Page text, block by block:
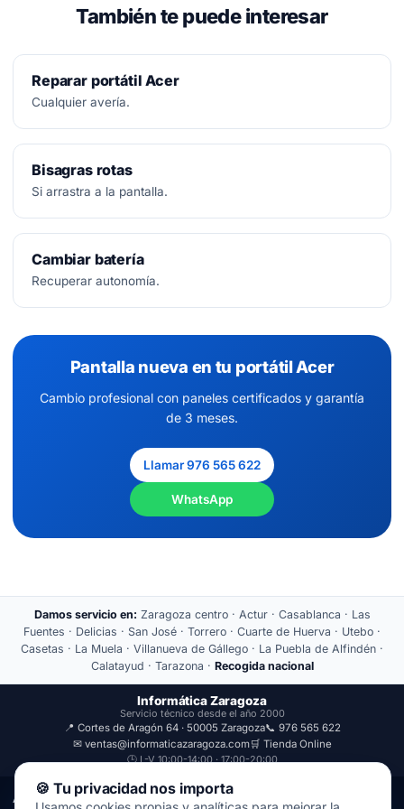
También te puede interesar
Reparar portátil Acer
Cualquier avería.
Bisagras rotas
Si arrastra a la pantalla.
Cambiar batería
Recuperar autonomía.
Pantalla nueva en tu portátil Acer
Cambio profesional con paneles certificados y garantía
de 3 meses.
Llamar 976 565 622
WhatsApp
Damos servicio en: Zaragoza centro · Actur · Casablanca · Las
Fuentes · Delicias · San José · Torrero · Cuarte de Huerva · Utebo ·
Casetas · La Muela · Villanueva de Gállego · La Puebla de Alfindén ·
Calatayud · Tarazona · Recogida nacional
Informática Zaragoza
Servicio técnico desde el año 2000
📍 Cortes de Aragón 64 · 50005 Zaragoza📞 976 565 622
✉ ventas@informaticazaragoza.com🛒 Tienda Online
🕒 L-V 10:00-14:00 · 17:00-20:00
Aviso Legal Política de Privacidad
🍪 Tu privacidad nos importa